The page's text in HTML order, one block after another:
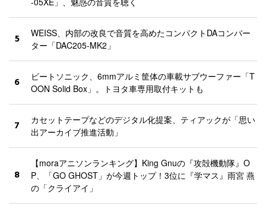
5
WEISS、内部の改良で音質を高めたコンパクトDAコンバー
ター「DAC205-MK2」
6
ビートソニック、6mmアルミ筐体の車載サブウーファー「T
OON Solid Box」。トヨタ車専用取付キットも
7
カセットテープなどのデジタル化提案、ティアックが「思い
出アーカイブ推進活動」
8
【moraアニソンランキング】King Gnuの『攻殻機動隊』O
P、「GO GHOST」が今週トップ！3位に『学マス』雨宮 燕
の「クライアイ」